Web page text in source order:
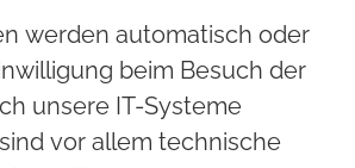
werden automatisch oder
beim Besuch der
unsere IT-Systeme
vor allem technische